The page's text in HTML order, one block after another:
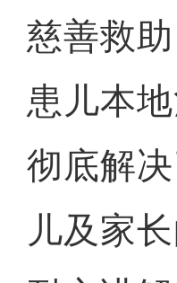
慈善救
患儿本
彻底解
儿及家